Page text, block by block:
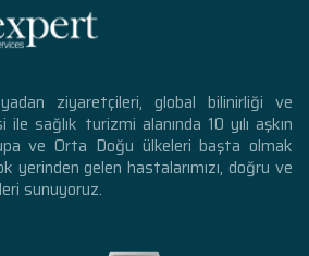
ziyaretçileri, global bilinirliği ve
sağlık turizmi alanında 10 yılı aşkın
ve Orta Doğu ülkeleri başta olmak
yerinden gelen hastalarımızı, doğru ve
sunuyoruz.